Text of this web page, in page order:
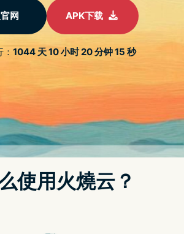
是台系厂商天下，不过韩系牌子 KLEVV 似
场，其 BOLT V DDR5 走实用路线，不设
组高度压至 34mm，极简风格铝合金散热片
散热器，以及在流行 ITX 系统中有利布
。
例，KLEVV BOLT V DDR5 提供 CL30-36-
厂商 ADATA XPG LANCER RGB CL40-40-
BOLT V 的 CL 值甚至更佳，两者售价接
机板厂商通过 QVL（合格厂商清单）测试。
确认支援 XMP 3.0 及 EXPO 超频设定档。